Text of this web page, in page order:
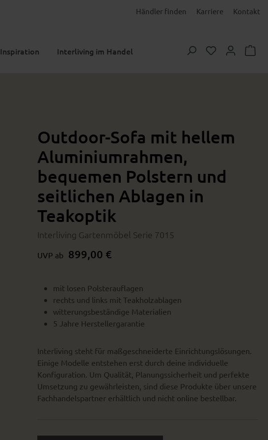
Händler finden Karriere Kontakt
Inspiration Interliving im Handel Du hast 0
Outdoor-Sofa mit hellem
Aluminiumrahmen,
bequemen Polstern und
seitlichen Ablagen in
Teakoptik
Interliving Gartenmöbel Serie 7015
UVP ab 899,00 €
mit losen Polsterauflagen
rechts und links mit Teakholzablagen
witterungsbeständige Materialien
5 Jahre Herstellergarantie
Interliving steht für maßgeschneiderte Einrichtungslösungen.
Einige Modelle entstehen erst durch deine individuelle
Konfiguration. Um Qualität, Planungssicherheit und perfekte
Umsetzung zu gewährleisten, sind diese Produkte über unsere
Fachhandelspartner erhältlich und nicht online bestellbar.